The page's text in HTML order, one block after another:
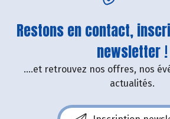
Restons en contact,
newsletter !
....et retrouvez nos offres, nos
actualités.